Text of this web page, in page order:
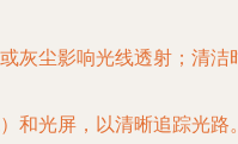
灰尘影响光线透射；清洁
和光屏，以清晰追踪光路